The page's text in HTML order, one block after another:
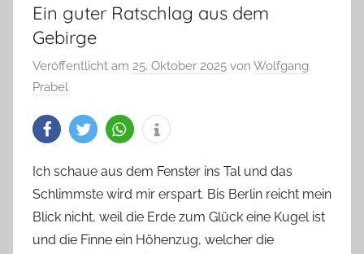
Ein guter Ratschlag aus dem
Gebirge
Veröffentlicht am 25. Oktober 2025 von Wolfgang
Prabel
Ich schaue aus dem Fenster ins Tal und das
Schlimmste wird mir erspart. Bis Berlin reicht mein
Blick nicht, weil die Erde zum Glück eine Kugel ist
und die Finne ein Höhenzug, welcher die